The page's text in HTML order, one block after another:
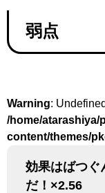
弱点
Warning:
/home/atarashiya/
content/themes/
効果はばつぐ
だ！×2.56